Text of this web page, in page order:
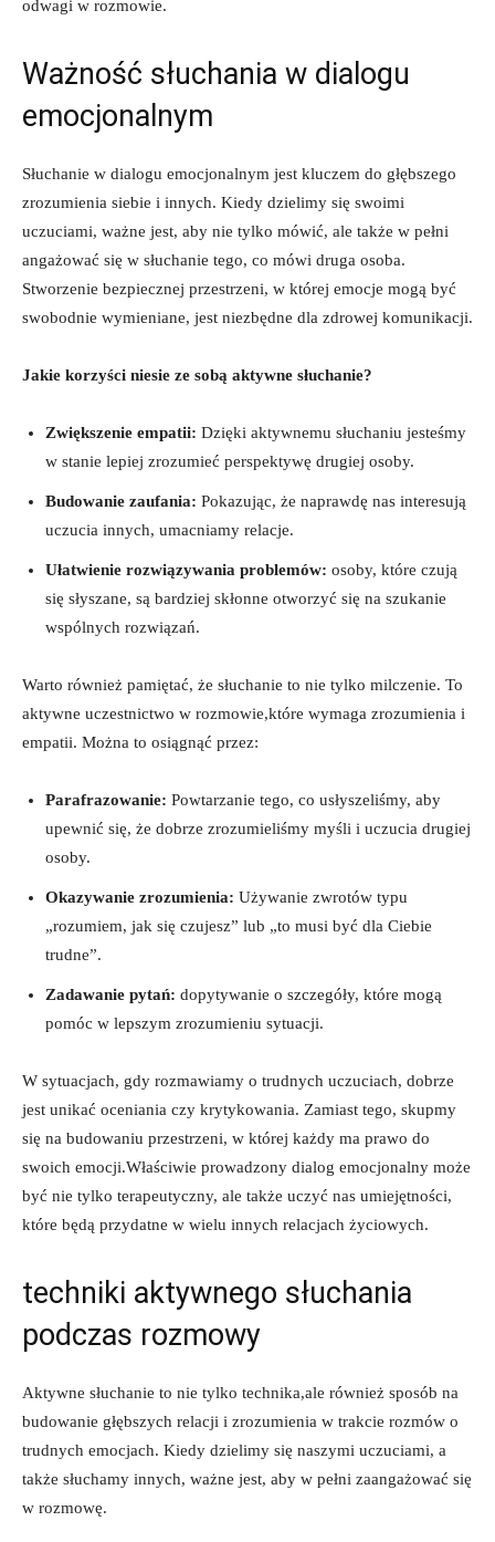
odwagi w rozmowie.
Ważność słuchania w dialogu
emocjonalnym
Słuchanie w dialogu emocjonalnym jest kluczem do głębszego
zrozumienia siebie i innych. Kiedy dzielimy się swoimi
uczuciami, ważne jest, aby nie tylko mówić, ale także w pełni
angażować się w słuchanie tego, co mówi druga osoba.
Stworzenie bezpiecznej przestrzeni, w której emocje mogą być
swobodnie wymieniane, jest niezbędne dla zdrowej komunikacji.
Jakie korzyści niesie ze sobą aktywne słuchanie?
Zwiększenie empatii: Dzięki aktywnemu słuchaniu jesteśmy
w stanie lepiej zrozumieć perspektywę drugiej osoby.
Budowanie zaufania: Pokazując, że naprawdę nas interesują
uczucia innych, umacniamy relacje.
Ułatwienie rozwiązywania problemów: osoby, które czują
się słyszane, są bardziej skłonne otworzyć się na szukanie
wspólnych rozwiązań.
Warto również pamiętać, że słuchanie to nie tylko milczenie. To
aktywne uczestnictwo w rozmowie,które wymaga zrozumienia i
empatii. Można to osiągnąć przez:
Parafrazowanie: Powtarzanie tego, co usłyszeliśmy, aby
upewnić się, że dobrze zrozumieliśmy myśli i uczucia drugiej
osoby.
Okazywanie zrozumienia: Używanie zwrotów typu
„rozumiem, jak się czujesz” lub „to musi być dla Ciebie
trudne”.
Zadawanie pytań: dopytywanie o szczegóły, które mogą
pomóc w lepszym zrozumieniu sytuacji.
W sytuacjach, gdy rozmawiamy o trudnych uczuciach, dobrze
jest unikać oceniania czy krytykowania. Zamiast tego, skupmy
się na budowaniu przestrzeni, w której każdy ma prawo do
swoich emocji.Właściwie prowadzony dialog emocjonalny może
być nie tylko terapeutyczny, ale także uczyć nas umiejętności,
które będą przydatne w wielu innych relacjach życiowych.
techniki aktywnego słuchania
podczas rozmowy
Aktywne słuchanie to nie tylko technika,ale również sposób na
budowanie głębszych relacji i zrozumienia w trakcie rozmów o
trudnych emocjach. Kiedy dzielimy się naszymi uczuciami, a
także słuchamy innych, ważne jest, aby w pełni zaangażować się
w rozmowę.